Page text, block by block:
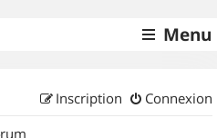
Menu
Connexion
Inscription